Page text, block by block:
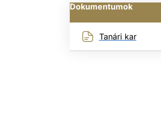
Dokumentumok
Tanári kar